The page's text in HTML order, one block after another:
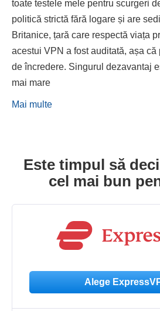
toate testele mele pentru scurgeri
politică strictă fără logare și are
Britanice, țară care respectă viața
acestui VPN a fost auditată, așa că
de încredere. Singurul dezavantaj
mai mare
Mai multe
Este timpul să
cel mai bun
Alege